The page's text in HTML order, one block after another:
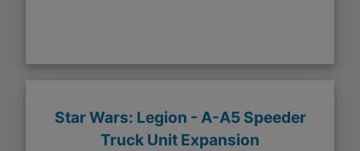
Star Wars: Legion - A-A5 Speeder
Truck Unit Expansion